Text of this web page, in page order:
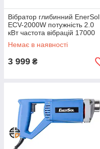
Вібратор глибинний EnerSol
ECV-2000W потужність 2.0
кВт частота вібрацій 17000
віб/хв діаметр вібробулави
38-45 мм
Немає в наявності
3 999 ₴